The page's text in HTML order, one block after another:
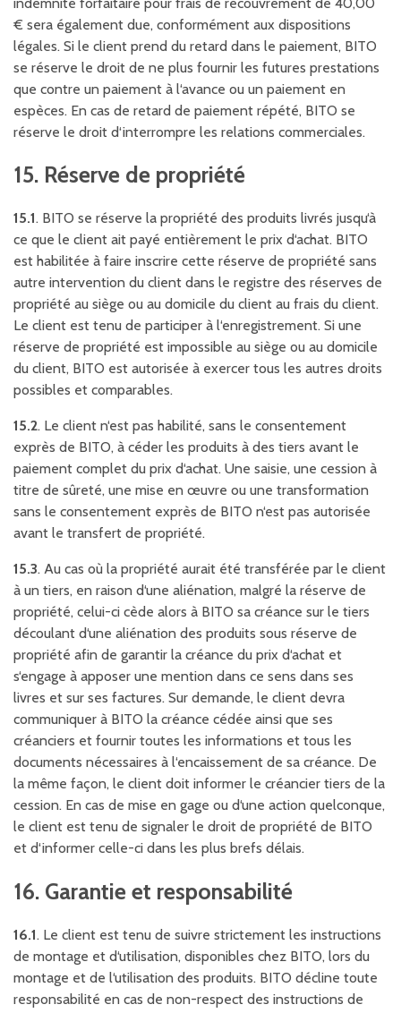
€ sera également due, conformément aux dispositions
légales. Si le client prend du retard dans le paiement, BITO
se réserve le droit de ne plus fournir les futures prestations
que contre un paiement à l‘avance ou un paiement en
espèces. En cas de retard de paiement répété, BITO se
réserve le droit d‘interrompre les relations commerciales.
15. Réserve de propriété
15.1. BITO se réserve la propriété des produits livrés jusqu‘à
ce que le client ait payé entièrement le prix d‘achat. BITO
est habilitée à faire inscrire cette réserve de propriété sans
autre intervention du client dans le registre des réserves de
propriété au siège ou au domicile du client au frais du client.
Le client est tenu de participer à l‘enregistrement. Si une
réserve de propriété est impossible au siège ou au domicile
du client, BITO est autorisée à exercer tous les autres droits
possibles et comparables.
15.2. Le client n‘est pas habilité, sans le consentement
exprès de BITO, à céder les produits à des tiers avant le
paiement complet du prix d‘achat. Une saisie, une cession à
titre de sûreté, une mise en œuvre ou une transformation
sans le consentement exprès de BITO n‘est pas autorisée
avant le transfert de propriété.
15.3. Au cas où la propriété aurait été transférée par le client
à un tiers, en raison d‘une aliénation, malgré la réserve de
propriété, celui-ci cède alors à BITO sa créance sur le tiers
découlant d‘une aliénation des produits sous réserve de
propriété afin de garantir la créance du prix d‘achat et
s‘engage à apposer une mention dans ce sens dans ses
livres et sur ses factures. Sur demande, le client devra
communiquer à BITO la créance cédée ainsi que ses
créanciers et fournir toutes les informations et tous les
documents nécessaires à l‘encaissement de sa créance. De
la même façon, le client doit informer le créancier tiers de la
cession. En cas de mise en gage ou d‘une action quelconque,
le client est tenu de signaler le droit de propriété de BITO
et d‘informer celle-ci dans les plus brefs délais.
16. Garantie et responsabilité
16.1. Le client est tenu de suivre strictement les instructions
de montage et d‘utilisation, disponibles chez BITO, lors du
montage et de l‘utilisation des produits. BITO décline toute
responsabilité en cas de non-respect des instructions de